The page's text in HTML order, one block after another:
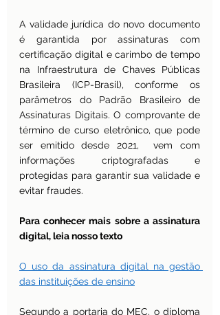
A validade jurídica do novo documento
é garantida por assinaturas com
certificação digital e carimbo de tempo
na Infraestrutura de Chaves Públicas
Brasileira (ICP-Brasil), conforme os
parâmetros do Padrão Brasileiro de
Assinaturas Digitais. O comprovante de
término de curso eletrônico, que pode
ser emitido desde 2021,  vem com
informações criptografadas e
protegidas para garantir sua validade e
evitar fraudes.
Para conhecer mais sobre a assinatura
digital, leia nosso texto
O uso da assinatura digital na gestão
das instituições de ensino
Segundo a portaria do MEC, o diploma